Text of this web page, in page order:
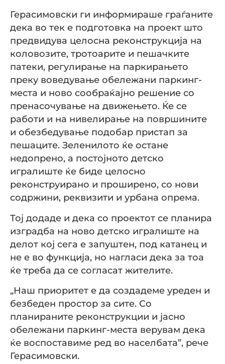
Герасимовски ги информираше граѓаните
дека во тек е подготовка на проект што
предвидува целосна реконструкција на
коловозите, тротоарите и пешачките
патеки, регулирање на паркирањето
преку воведување обележани паркинг-
места и ново сообраќајно решение со
пренасочување на движењето. Ќе се
работи и на нивелирање на површините
и обезбедување подобар пристап за
пешаците. Зеленилото ќе остане
недопрено, а постојното детско
игралиште ќе биде целосно
реконструирано и проширено, со нови
содржини, реквизити и урбана опрема.
Тој додаде и дека со проектот се планира
изградба на ново детско игралиште на
делот кој сега е запуштен, под катанец и
не е во функција, но нагласи дека за тоа
ќе треба да се согласат жителите.
„Наш приоритет е да создадеме уреден и
безбеден простор за сите. Со
планираните реконструкции и јасно
обележани паркинг-места верувам дека
ќе воспоставиме ред во населбата”, рече
Герасимовски.